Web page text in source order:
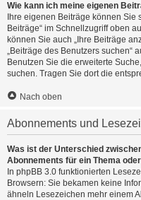
Wie kann ich meine eigenen
Ihre eigenen Beiträge können
Beiträge“ im Schnellzugriff oben
können Sie auch „Ihre Beiträge
„Beiträge des Benutzers suchen“
Benutzen Sie die erweiterte
suchen. Tragen Sie dort die
Nach oben
Abonnements und
Was ist der Unterschied
Abonnements für ein Thema
In phpBB 3.0 funktionierten
Browsern: Sie bekamen keine
ähneln Lesezeichen mehr einem